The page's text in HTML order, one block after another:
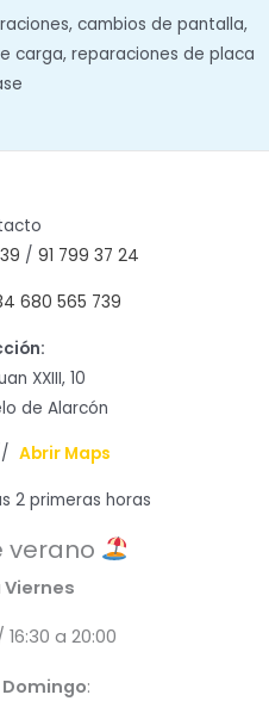
cambios de pantalla,
carga, reparaciones de placa
/ 91 799 37 24
680 565 739
XXIII, 10
de Alarcón
Abrir Maps
2 primeras horas
verano
Viernes
16:30 a 20:00
Domingo: